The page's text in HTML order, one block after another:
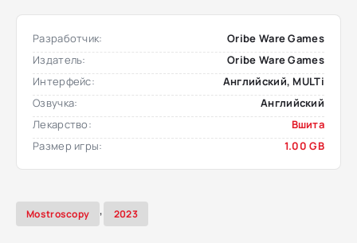
Разработчик:
Oribe Ware Games
Издатель:
Oribe Ware Games
Интерфейс:
Английский, MULTi
Озвучка:
Английский
Лекарство:
Вшита
Размер игры:
1.00 GB
Mostroscopy , 2023